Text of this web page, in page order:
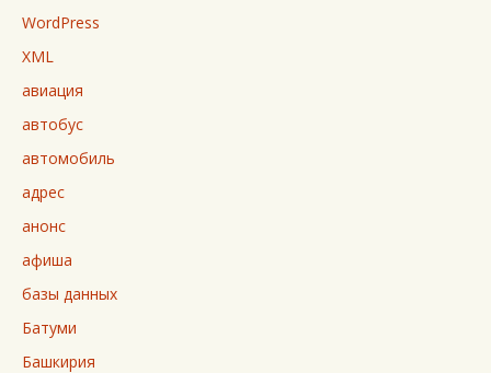
WordPress
XML
авиация
автобус
автомобиль
адрес
анонс
афиша
базы данных
Батуми
Башкирия